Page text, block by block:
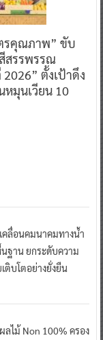
รคุณภาพ” ขับ
สรรพรรณ
ตั้งเป้าดึง
หมุนเวียน 10
คลื่อนคมนาคมทางน้ำ
ฐาน ยกระดับความ
ติบโตอย่างยั่งยืน
ไม้ Non 100% ครอง